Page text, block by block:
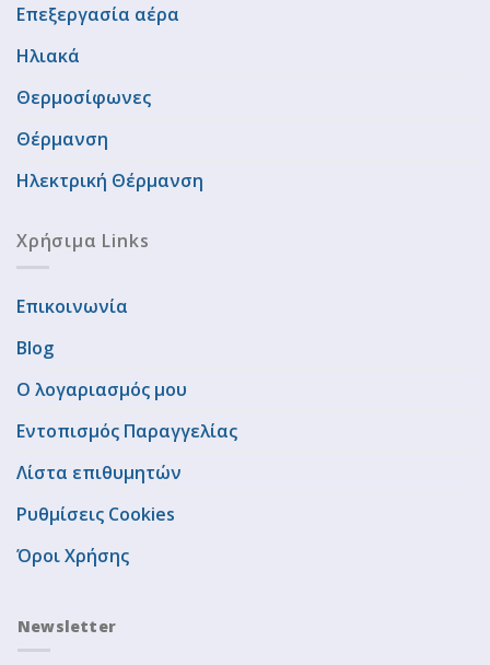
Επεξεργασία αέρα
Ηλιακά
Θερμοσίφωνες
Θέρμανση
Ηλεκτρική Θέρμανση
Χρήσιμα Links
Επικοινωνία
Blog
Ο λογαριασμός μου
Εντοπισμός Παραγγελίας
Λίστα επιθυμητών
Ρυθμίσεις Cookies
Όροι Χρήσης
Newsletter